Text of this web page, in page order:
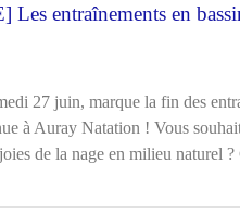
entraînements en
27 juin, marque la fin des
à Auray Natation ! Vous
de la nage en milieu naturel ?